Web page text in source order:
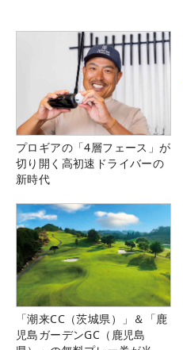
プロギアの「4層フェース」が
切り開く高初速ドライバーの
新時代
「潮来CC（茨城県）」＆「鹿
児島ガーデンGC（鹿児島